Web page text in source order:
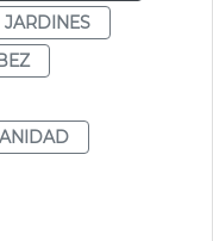
JARDINES